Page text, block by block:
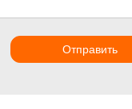
Отправить